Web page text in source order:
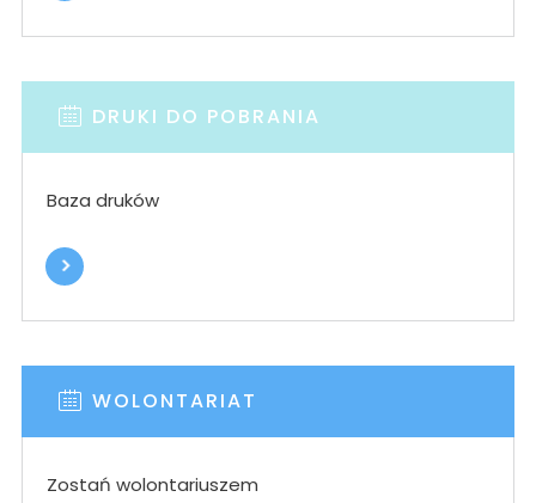
DRUKI DO POBRANIA
Baza druków
WOLONTARIAT
Zostań wolontariuszem